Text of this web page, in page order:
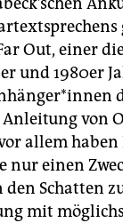
Out, einer
und 1980er
von
allem haben
nur einen
Schatten
mit